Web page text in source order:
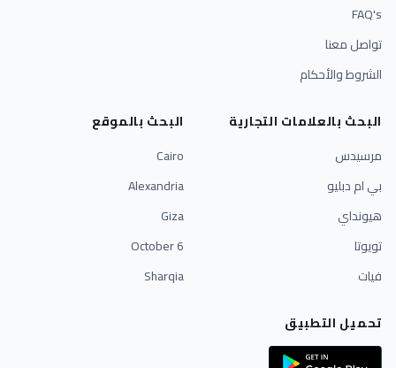
FAQ's
تواصل معنا
الشروط والأحكام
البحث بالعلامات التجارية
مرسيدس
بي ام دبليو
هيونداي
تويوتا
فيات
البحث بالموقع
Cairo
Alexandria
Giza
6 October
Sharqia
تحميل التطبيق